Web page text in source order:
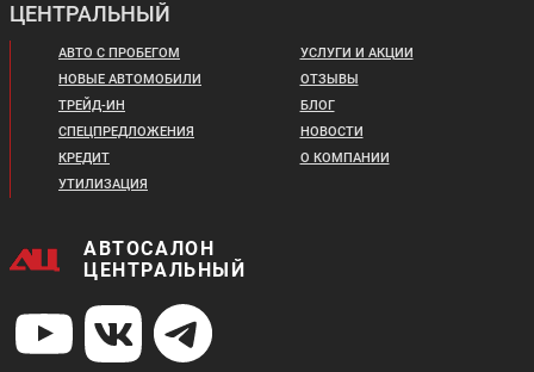
В кредит от:
VOLKSWAGEN GOLF
3 411 000 ₽
В кредит от:
46 539 ₽/мес.
LADA GRANTA
ХЭТЧБЕК
ЦЕНТРАЛЬНЫЙ
АВТО С ПРОБЕГОМ
НОВЫЕ АВТОМОБИЛИ
ТРЕЙД-ИН
СПЕЦПРЕДЛОЖЕНИЯ
КРЕДИТ
УТИЛИЗАЦИЯ
УСЛУГИ И АКЦИИ
ОТЗЫВЫ
БЛОГ
НОВОСТИ
О КОМПАНИИ
АВТОСАЛОН
ЦЕНТРАЛЬНЫЙ